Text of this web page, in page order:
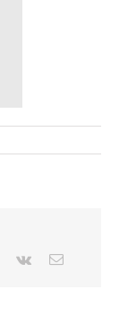
Pinterest
Vk
E-